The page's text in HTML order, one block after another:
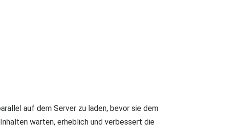
Code
auf dem Server zu laden, bevor sie dem
warten, erheblich und verbessert die